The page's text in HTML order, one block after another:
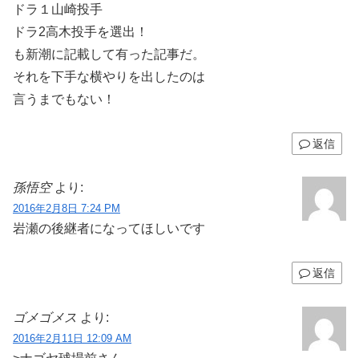
ドラ１山崎投手
ドラ2高木投手を選出！
も新潮に記載して有った記事だ。
それを下手な横やりを出したのは
言うまでもない！
返信
孫悟空 より:
2016年2月8日 7:24 PM
岩瀬の後継者になってほしいです
返信
ゴメゴメス より:
2016年2月11日 12:09 AM